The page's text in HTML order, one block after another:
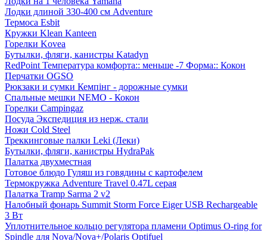
Лодки длиной 330-400 см Adventure
Термоса Esbit
Кружки Klean Kanteen
Горелки Kovea
Бутылки, фляги, канистры Katadyn
RedPoint Температура комфорта:: меньше -7 Форма:: Кокон
Перчатки OGSO
Рюкзаки и сумки Кемпінг - дорожные сумки
Спальные мешки NEMO - Кокон
Горелки Campingaz
Посуда Экспедиция из нерж. стали
Ножи Cold Steel
Треккинговые палки Leki (Леки)
Бутылки, фляги, канистры HydraPak
Палатка двухместная
Готовое блюдо Гуляш из говядины с картофелем
Термокружка Adventure Travel 0.47L серая
Палатка Tramp Sarma 2 v2
Налобный фонарь Summit Storm Force Eiger USB Rechargeable
3 Вт
Уплотнительное кольцо регулятора пламени Optimus O-ring for
Spindle для Nova/Nova+/Polaris Optifuel